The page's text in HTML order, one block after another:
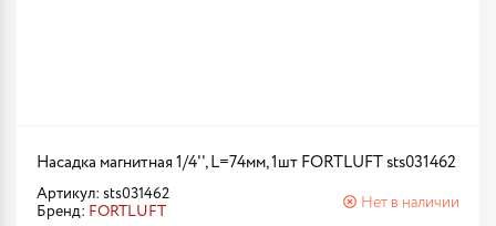
Насадка магнитная 1/4'', L=74мм, 1шт FORTLUFT sts031462
Артикул: sts031462
Бренд: FORTLUFT
Нет в наличии